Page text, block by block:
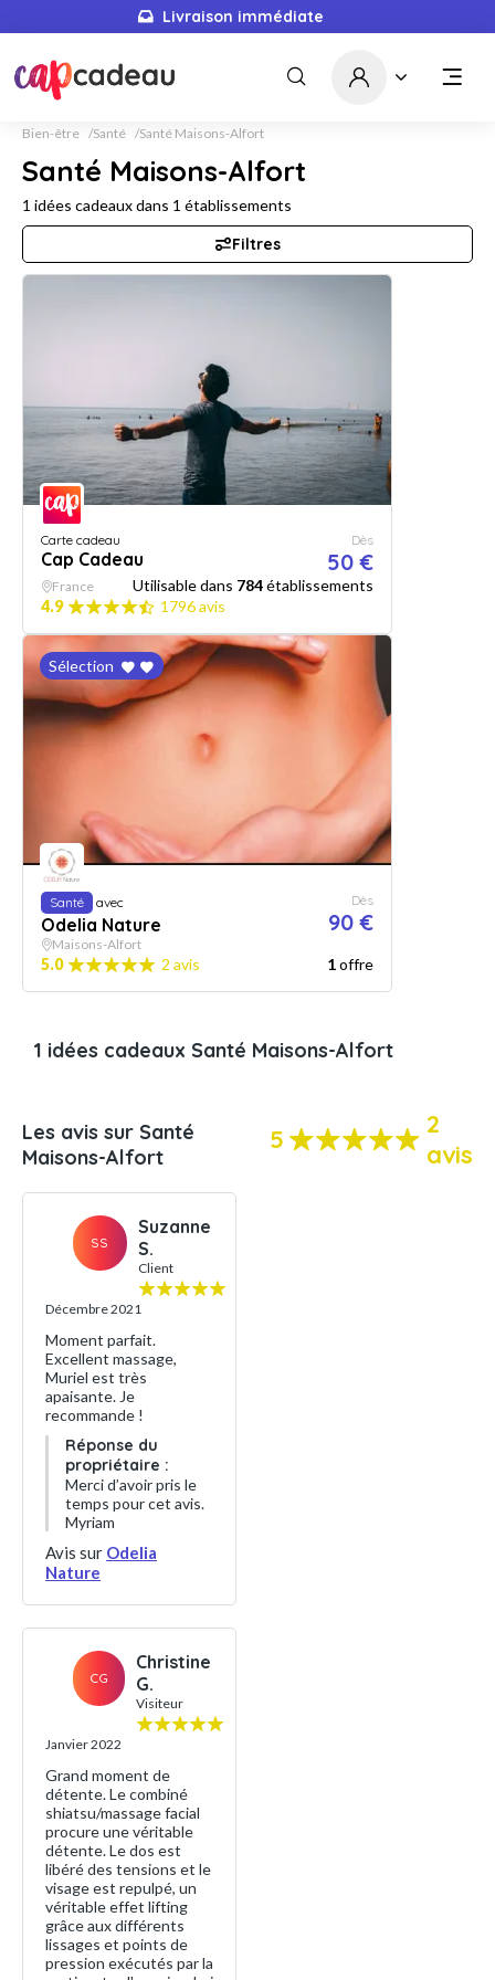
Livraison immédiate
Bien-être Santé Santé Maisons-Alfort
Santé Maisons-Alfort
1 idées cadeaux dans 1 établissements
Filtres
Carte cadeau
Cap Cadeau
Dès
50 €
France Utilisable dans 784établissements
4.9
1796 avis
Sélection
Santé avec
Odelia Nature
Dès
90 €
Maisons-Alfort
5.0 2 avis 1offre
1 idées cadeaux Santé Maisons-Alfort
Les avis sur Santé
Maisons-Alfort
5
2
avis
SS
Suzanne
S.
Client
Décembre 2021
Moment parfait.
Excellent massage,
Muriel est très
apaisante. Je
recommande !
Réponse du
propriétaire :
Merci d’avoir pris le
temps pour cet avis.
Myriam
Avis sur Odelia
Nature
CG
Christine
G.
Visiteur
Janvier 2022
Grand moment de
détente. Le combiné
shiatsu/massage facial
procure une véritable
détente. Le dos est
libéré des tensions et le
visage est repulpé, un
véritable effet lifting
grâce aux différents
lissages et points de
pression exécutés par la